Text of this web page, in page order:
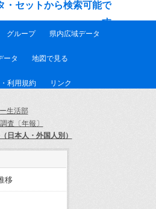
・セットから検索可能で
す
グループ 県内広域データ
ータ 地図で見る
利用規約 リンク
生活部
査〔年報〕
日本人・外国人別）
移